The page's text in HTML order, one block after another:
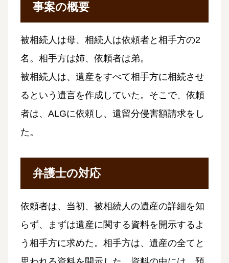
事案の概要
被相続人は母、相続人は依頼者と相手方の2
名。相手方は姉、依頼者は弟。
被相続人は、遺産をすべて相手方に相続させ
るという遺言を作成していた。そこで、依頼
者は、ALGに依頼し、遺留分侵害額請求をし
た。
弁護士の対応
依頼者は、当初、被相続人の遺産の詳細を知
らず、まずは遺産に関する資料を開示するよ
う相手方に求めた。相手方は、遺産の全てと